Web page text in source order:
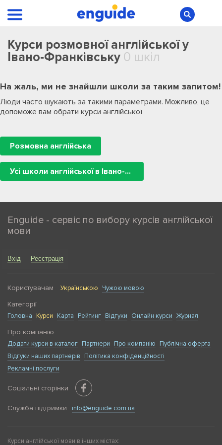
Курси розмовної англійської у
Івано-Франківську 0 шкіл
На жаль, ми не знайшли школи за таким запитом!
Люди часто шукають за такими параметрами. Можливо, це
допоможе вам обрати курси англійської
Розмовна англійська
Усі школи англійської в Івано-Франківську
Enguide - сервіс по вибору курсів англійської
мови
Вхід Реєстрація
Користувачам Українською Чужою мовою
Категорії
Головна Курси Карта Рейтинг Відгуки Онлайн курси Журнал
Про компанію
Додати курси в каталог Партнери Про компанію
Публічна оферта
Відгуки наших партнерів
Політика конфіденційності
Рекламні послуги
Соціальні сторінки
Служба підтримки info@enguide.com.ua
Курси англійської мови в інших містах: